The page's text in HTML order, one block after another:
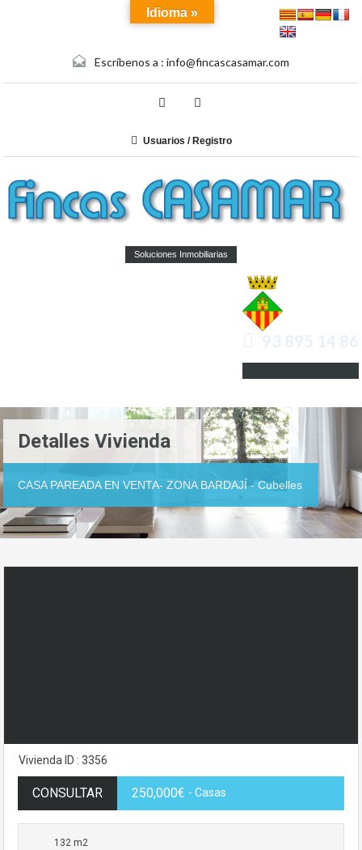
Escríbenos a : info@fincascasamar.com
Usuarios / Registro
Soluciones Inmobiliarias
93 895 14 86
Detalles Vivienda
CASA PAREADA EN VENTA- ZONA BARDAJÍ - Cubelles
Vivienda ID : 3356
CONSULTAR 250,000€ - Casas
132 m2
Idioma »